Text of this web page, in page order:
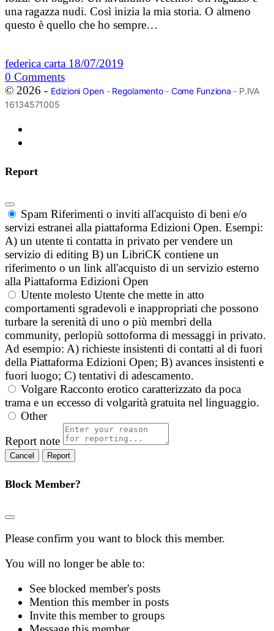
una ragazza nudi. Così inizia la mia storia. O almeno
questo è quello che ho sempre…
federica carta 18/07/2019
0 Comments
© 2026 - Edizioni Open- Regolamento- Come Funziona - P.IVA
16134571005
Report
Spam Riferimenti o inviti all'acquisto di beni e/o
servizi estranei alla piattaforma Edizioni Open. Esempi:
A) un utente ti contatta in privato per vendere un
servizio di editing B) un LibriCK contiene un
riferimento o un link all'acquisto di un servizio esterno
alla Piattaforma Edizioni Open
Utente molesto Utente che mette in atto
comportamenti sgradevoli e inappropriati che possono
turbare la serenità di uno o più membri della
community, perlopiù sottoforma di messaggi in privato.
Ad esempio: A) richieste insistenti di contatti al di fuori
della Piattaforma Edizioni Open; B) avances insistenti e
fuori luogo; C) tentativi di adescamento.
Volgare Racconto erotico caratterizzato da poca
trama e un eccesso di volgarità gratuita nel linguaggio.
Other
Report note
Report
Block Member?
Please confirm you want to block this member.
You will no longer be able to:
See blocked member's posts
Mention this member in posts
Invite this member to groups